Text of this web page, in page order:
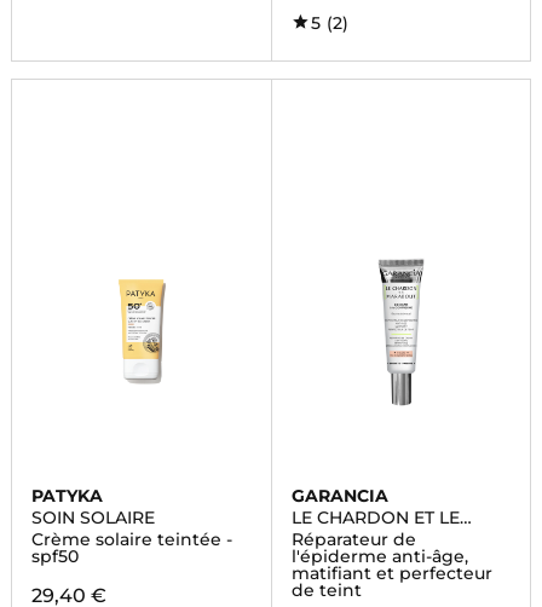
5 (2)
PATYKA
SOIN SOLAIRE
Crème solaire teintée -
spf50
29,40 €
GARANCIA
LE CHARDON ET LE
MARABOUT
Réparateur de
l'épiderme anti-âge,
matifiant et perfecteur
de teint